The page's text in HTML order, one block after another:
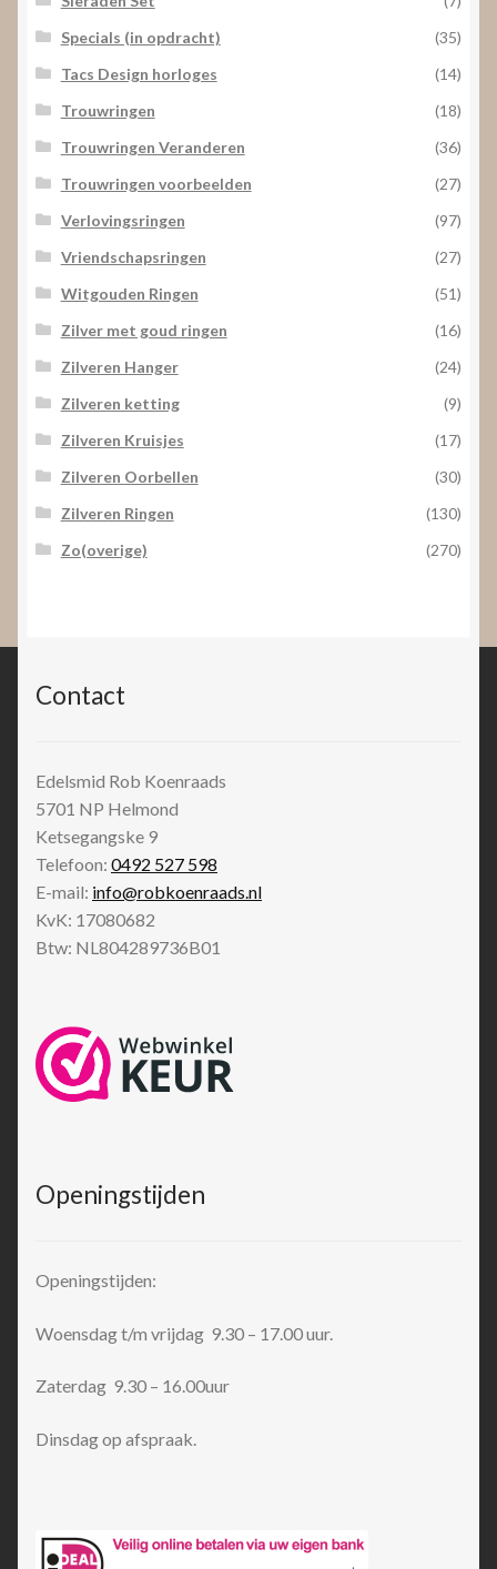
Specials (in opdracht)
(35)
Tacs Design horloges
(14)
Trouwringen
(18)
Trouwringen Veranderen
(36)
Trouwringen voorbeelden
(27)
Verlovingsringen
(97)
Vriendschapsringen
(27)
Witgouden Ringen
(51)
Zilver met goud ringen
(16)
Zilveren Hanger
(24)
Zilveren ketting
(9)
Zilveren Kruisjes
(17)
Zilveren Oorbellen
(30)
Zilveren Ringen
(130)
Zo(overige)
(270)
Contact
Edelsmid Rob Koenraads
5701 NP Helmond
Ketsegangske 9
Telefoon: 0492 527 598
E-mail: info@robkoenraads.nl
KvK: 17080682
Btw: NL804289736B01
Openingstijden
Openingstijden:
Woensdag t/m vrijdag 9.30 – 17.00 uur.
Zaterdag 9.30 – 16.00uur
Dinsdag op afspraak.